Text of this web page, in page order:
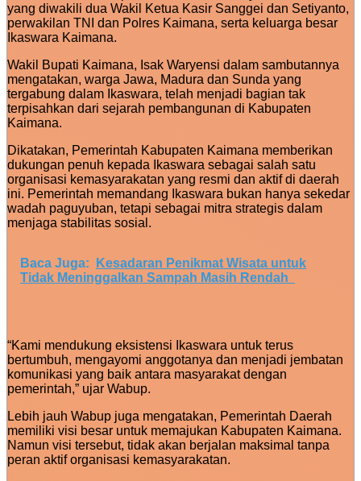
yang diwakili dua Wakil Ketua Kasir Sanggei dan Setiyanto,
perwakilan TNI dan Polres Kaimana, serta keluarga besar
Ikaswara Kaimana.
Wakil Bupati Kaimana, Isak Waryensi dalam sambutannya
mengatakan, warga Jawa, Madura dan Sunda yang
tergabung dalam Ikaswara, telah menjadi bagian tak
terpisahkan dari sejarah pembangunan di Kabupaten
Kaimana.
Dikatakan, Pemerintah Kabupaten Kaimana memberikan
dukungan penuh kepada Ikaswara sebagai salah satu
organisasi kemasyarakatan yang resmi dan aktif di daerah
ini. Pemerintah memandang Ikaswara bukan hanya sekedar
wadah paguyuban, tetapi sebagai mitra strategis dalam
menjaga stabilitas sosial.
Baca Juga:
Kesadaran Penikmat Wisata untuk
Tidak Meninggalkan Sampah Masih Rendah
“Kami mendukung eksistensi Ikaswara untuk terus
bertumbuh, mengayomi anggotanya dan menjadi jembatan
komunikasi yang baik antara masyarakat dengan
pemerintah,” ujar Wabup.
Lebih jauh Wabup juga mengatakan, Pemerintah Daerah
memiliki visi besar untuk memajukan Kabupaten Kaimana.
Namun visi tersebut, tidak akan berjalan maksimal tanpa
peran aktif organisasi kemasyarakatan.